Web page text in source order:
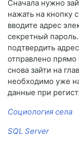
Сначала нужно
нажать на кнопку
вводите адрес
секретный
подтвердить
отправлено
снова зайти на
необходимо уже
данные при
Социология села
SQL Server